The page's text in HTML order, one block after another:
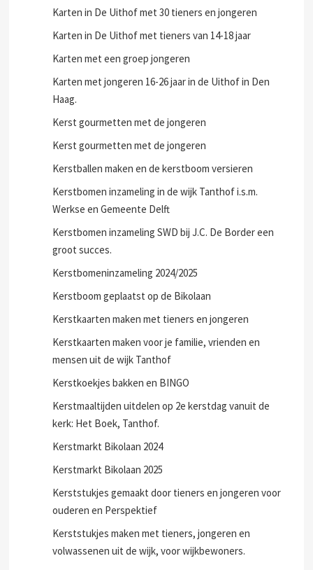
Karten in De Uithof met 30 tieners en jongeren
Karten in De Uithof met tieners van 14-18 jaar
Karten met een groep jongeren
Karten met jongeren 16-26 jaar in de Uithof in Den
Haag.
Kerst gourmetten met de jongeren
Kerst gourmetten met de jongeren
Kerstballen maken en de kerstboom versieren
Kerstbomen inzameling in de wijk Tanthof i.s.m.
Werkse en Gemeente Delft
Kerstbomen inzameling SWD bij J.C. De Border een
groot succes.
Kerstbomeninzameling 2024/2025
Kerstboom geplaatst op de Bikolaan
Kerstkaarten maken met tieners en jongeren
Kerstkaarten maken voor je familie, vrienden en
mensen uit de wijk Tanthof
Kerstkoekjes bakken en BINGO
Kerstmaaltijden uitdelen op 2e kerstdag vanuit de
kerk: Het Boek, Tanthof.
Kerstmarkt Bikolaan 2024
Kerstmarkt Bikolaan 2025
Kerststukjes gemaakt door tieners en jongeren voor
ouderen en Perspektief
Kerststukjes maken met tieners, jongeren en
volwassenen uit de wijk, voor wijkbewoners.